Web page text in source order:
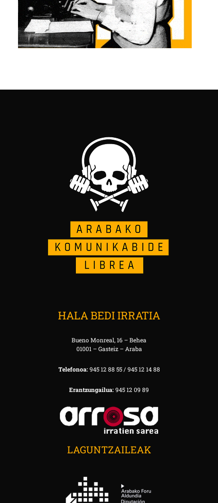
HALA BEDI IRRATIA
Bueno Monreal, 16 – Behea
01001 – Gasteiz – Araba
Telefonoa:945 12 88 55 / 945 12 14 88
Erantzungailua:945 12 09 89
LAGUNTZAILEAK